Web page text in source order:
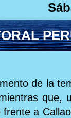
de la
que,
a